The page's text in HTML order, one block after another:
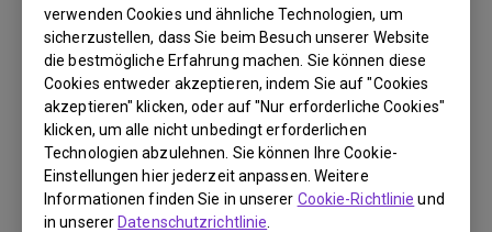
verwenden Cookies und ähnliche Technologien, um
sicherzustellen, dass Sie beim Besuch unserer Website
die bestmögliche Erfahrung machen. Sie können diese
Cookies entweder akzeptieren, indem Sie auf "Cookies
akzeptieren" klicken, oder auf "Nur erforderliche Cookies"
klicken, um alle nicht unbedingt erforderlichen
Technologien abzulehnen. Sie können Ihre Cookie-
Einstellungen hier jederzeit anpassen. Weitere
Informationen finden Sie in unserer Cookie-Richtlinie und
in unsererDatenschutzrichtlinie
(„BenQ-Team“) wird Sie daraufhin per E-Mail
kontaktieren.
- Das BenQ-Team wird Ihnen zunächst Schritte zur
Fehlerbehebung nennen, um Ihnen zu helfen oder den
Defekt zu bestätigen.
- Sobald der Defekt durch den Agenten, der für Ihren Fall
zuständig ist, bestätigt wurde, wird eine RMA-Nummer
für Ihr Produkt ausgestellt.
- Sie müssen das Produkt an BenQ zurückgeben, sofern